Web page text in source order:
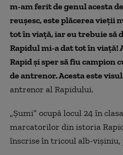
m-am ferit de genul acesta
reuşesc, este plăcerea vieţii
tot în viaţă, iar eu trebuie să
Rapidul mi-a dat tot în viaţă!
Rapid şi sper să fiu campion
de antrenor. Acesta este
antrenor al Rapidului.
„Şumi” ocupă locul 24 în
marcatorilor din istoria
înscrise în tricoul alb-